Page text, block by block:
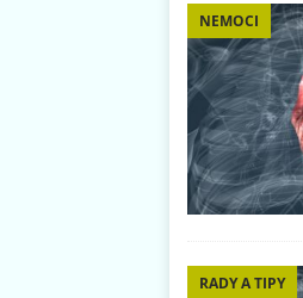
NEMOCI
RADY A TIPY